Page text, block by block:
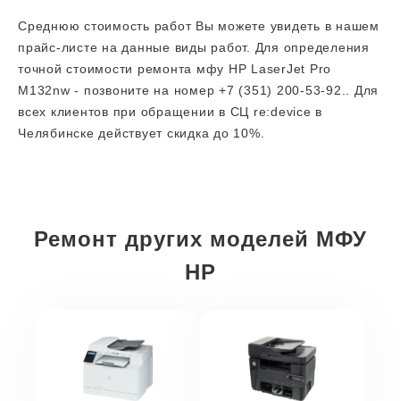
Среднюю стоимость работ Вы можете увидеть в нашем
прайс-листе на данные виды работ. Для определения
точной стоимости ремонта мфу HP LaserJet Pro
M132nw - позвоните на номер +7 (351) 200-53-92.. Для
всех клиентов при обращении в СЦ re:device в
Челябинске действует скидка до 10%.
Ремонт других моделей МФУ
HP